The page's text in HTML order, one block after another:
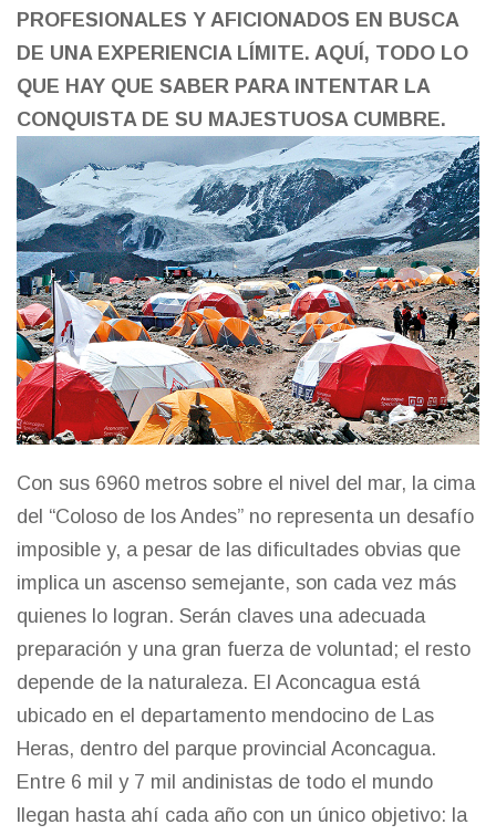
PROFESIONALES Y AFICIONADOS EN BUSCA
DE UNA EXPERIENCIA LÍMITE. AQUÍ, TODO LO
QUE HAY QUE SABER PARA INTENTAR LA
CONQUISTA DE SU MAJESTUOSA CUMBRE.
Con sus 6960 metros sobre el nivel del mar, la cima
del “Coloso de los Andes” no representa un desafío
imposible y, a pesar de las dificultades obvias que
implica un ascenso semejante, son cada vez más
quienes lo logran. Serán claves una adecuada
preparación y una gran fuerza de voluntad; el resto
depende de la naturaleza. El Aconcagua está
ubicado en el departamento mendocino de Las
Heras, dentro del parque provincial Aconcagua.
Entre 6 mil y 7 mil andinistas de todo el mundo
llegan hasta ahí cada año con un único objetivo: la